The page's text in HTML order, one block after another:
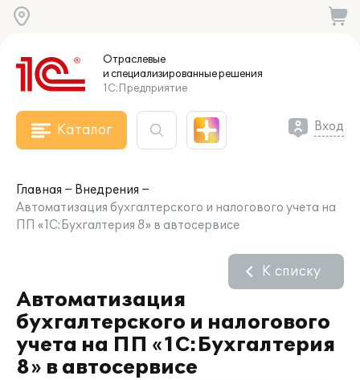
Отраслевые
и специализированныерешения
1С:Предприятие
Каталог Вход
Главная
Внедрения
Автоматизация бухгалтерского и налогового учета на
ПП «1С:Бухгалтерия 8» в автосервисе
Автоматизация
бухгалтерского и налогового
учета на ПП «1С:Бухгалтерия
8» в автосервисе
К списку